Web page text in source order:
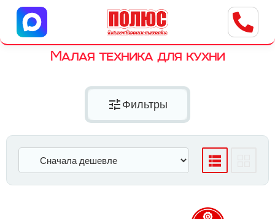
Центр бытовой техники
г. Ульяновск, ул. Пушкарева, 8a
Малая техника для кухни
tune Фильтры